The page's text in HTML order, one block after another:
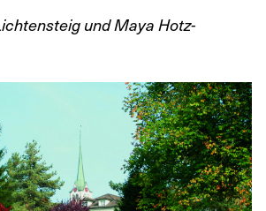
und Maya Hotz-